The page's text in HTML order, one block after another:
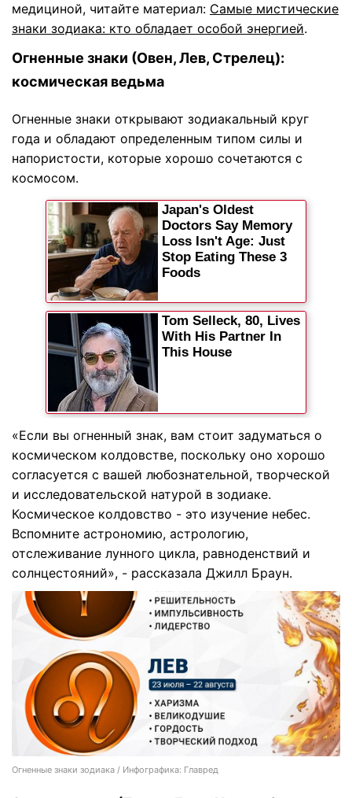
медициной, читайте материал: Самые мистические
знаки зодиака: кто обладает особой энергией.
Огненные знаки (Овен, Лев, Стрелец):
космическая ведьма
Огненные знаки открывают зодиакальный круг
года и обладают определенным типом силы и
напористости, которые хорошо сочетаются с
космосом.
«Если вы огненный знак, вам стоит задуматься о
космическом колдовстве, поскольку оно хорошо
согласуется с вашей любознательной, творческой
и исследовательской натурой в зодиаке.
Космическое колдовство - это изучение небес.
Вспомните астрономию, астрологию,
отслеживание лунного цикла, равноденствий и
солнцестояний», - рассказала Джилл Браун.
Огненные знаки зодиака / Инфографика: Главред